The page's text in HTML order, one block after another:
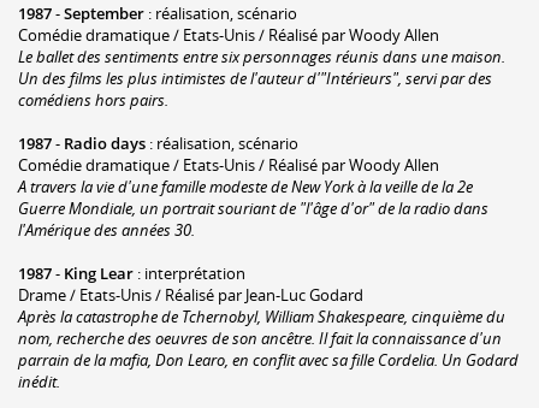
1987-September : réalisation, scénario
Comédie dramatique / Etats-Unis / Réalisé par Woody Allen
Le ballet des sentiments entre six personnages réunis dans une maison.
Un des films les plus intimistes de l'auteur d'"Intérieurs", servi par des
comédiens hors pairs.
1987- Radio days : réalisation, scénario
Comédie dramatique / Etats-Unis / Réalisé par Woody Allen
A travers la vie d'une famille modeste de New York à la veille de la 2e
Guerre Mondiale, un portrait souriant de "l'âge d'or" de la radio dans
l'Amérique des années 30.
1987- King Lear : interprétation
Drame / Etats-Unis / Réalisé par Jean-Luc Godard
Après la catastrophe de Tchernobyl, William Shakespeare, cinquième du
nom, recherche des oeuvres de son ancêtre. Il fait la connaissance d'un
parrain de la mafia, Don Learo, en conflit avec sa fille Cordelia. Un Godard
inédit.